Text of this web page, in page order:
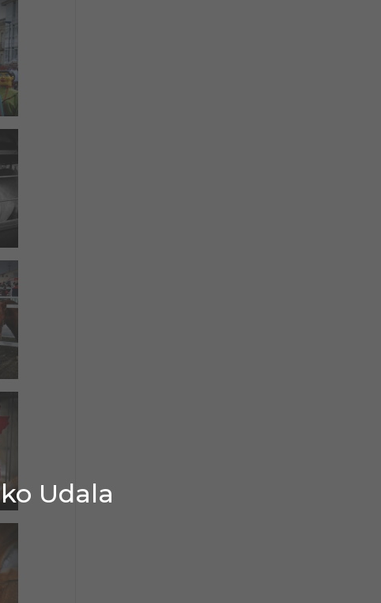
Udala